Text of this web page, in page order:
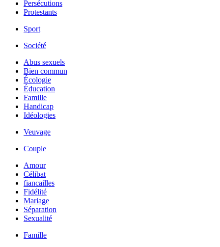
Persécutions
Protestants
Sport
Société
Abus sexuels
Bien commun
Écologie
Éducation
Famille
Handicap
Idéologies
Veuvage
Couple
Amour
Célibat
fiancailles
Fidélité
Mariage
Séparation
Sexualité
Famille